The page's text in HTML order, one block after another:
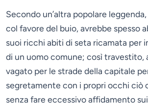
Secondo un’altra popolare
col favore del buio, avrebbe spesso
suoi ricchi abiti di seta ricamata per
di un uomo comune; così travestito,
vagato per le strade della capitale
segretamente con i propri occhi ciò
senza fare eccessivo affidamento